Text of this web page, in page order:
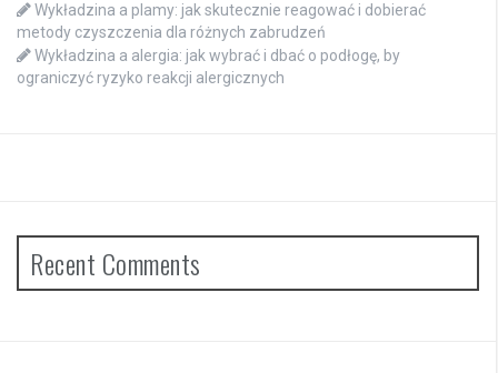
Wykładzina a plamy: jak skutecznie reagować i dobierać
metody czyszczenia dla różnych zabrudzeń
Wykładzina a alergia: jak wybrać i dbać o podłogę, by
ograniczyć ryzyko reakcji alergicznych
Recent Comments